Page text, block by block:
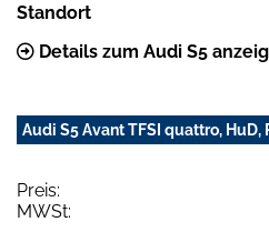
Standort
Details zum Audi S5
Audi S5 Avant TFSI quattro, HuD,
Preis:
MWSt: